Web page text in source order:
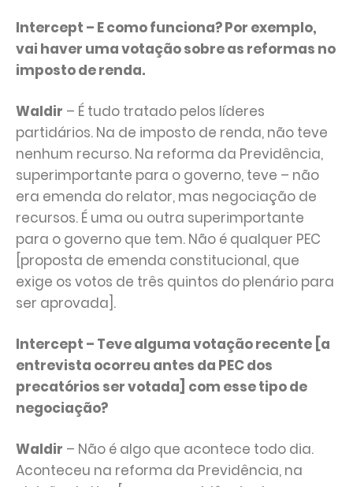
Intercept – E como funciona? Por exemplo,
vai haver uma votação sobre as reformas no
imposto de renda.
Waldir – É tudo tratado pelos líderes
partidários. Na de imposto de renda, não teve
nenhum recurso. Na reforma da Previdência,
superimportante para o governo, teve – não
era emenda do relator, mas negociação de
recursos. É uma ou outra superimportante
para o governo que tem. Não é qualquer PEC
[proposta de emenda constitucional, que
exige os votos de três quintos do plenário para
ser aprovada].
Intercept – Teve alguma votação recente [a
entrevista ocorreu antes da PEC dos
precatórios ser votada] com esse tipo de
negociação?
Waldir – Não é algo que acontece todo dia.
Aconteceu na reforma da Previdência, na